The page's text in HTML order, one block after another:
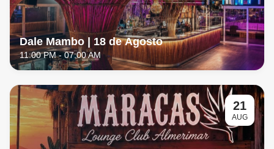
Dale Mambo | 18 de Agosto
11:00 PM- 07:00 AM
21
AUG